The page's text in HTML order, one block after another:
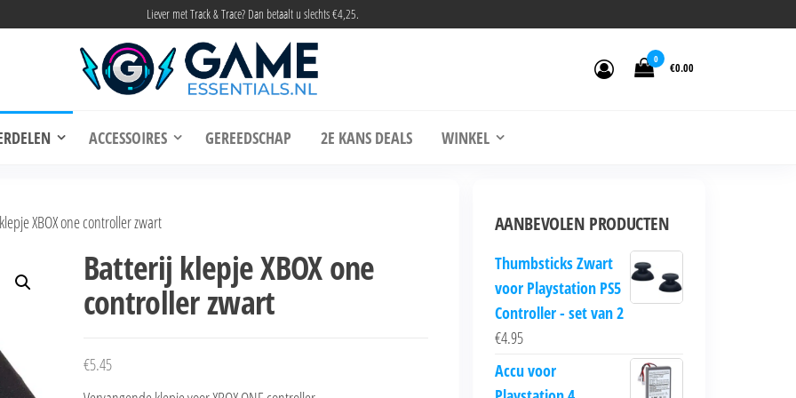
Liever met Track & Trace? Dan betaalt u slechts €4,25.
Essentials
0
€0.00
ACCESSOIRES GEREEDSCHAP 2E KANS DEALS WINKEL
XBOX one controller zwart
Batterij klepje XBOX one
controller zwart
€5.45
AANBEVOLEN PRODUCTEN
Thumbsticks Zwart
voor Playstation PS5
Controller - set van 2
€4.95
Accu voor